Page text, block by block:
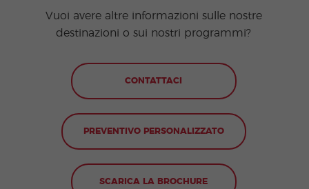
Vuoi avere altre informazioni sulle nostre
destinazioni o sui nostri programmi?
CONTATTACI
PREVENTIVO PERSONALIZZATO
SCARICA LA BROCHURE